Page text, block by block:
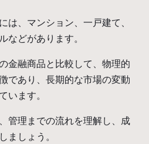
は、マンション、一戸建て、
などがあります。
金融商品と比較して、物理的
であり、長期的な市場の変動
います。
管理までの流れを理解し、成
ましょう。